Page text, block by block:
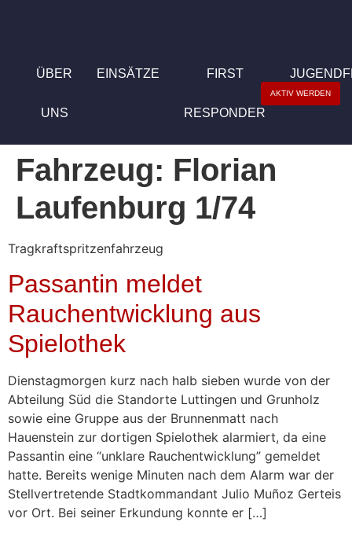
ÜBER
UNS
EINSÄTZE FIRST
RESPONDER
AKTIV WERDEN
Fahrzeug: Florian
Laufenburg 1/74
Tragkraftspritzenfahrzeug
Passantin meldet
Rauchentwicklung aus
Spielothek
Dienstagmorgen kurz nach halb sieben wurde von der
Abteilung Süd die Standorte Luttingen und Grunholz
sowie eine Gruppe aus der Brunnenmatt nach
Hauenstein zur dortigen Spielothek alarmiert, da eine
Passantin eine “unklare Rauchentwicklung” gemeldet
hatte. Bereits wenige Minuten nach dem Alarm war der
Stellvertretende Stadtkommandant Julio Muñoz Gerteis
vor Ort. Bei seiner Erkundung konnte er […]